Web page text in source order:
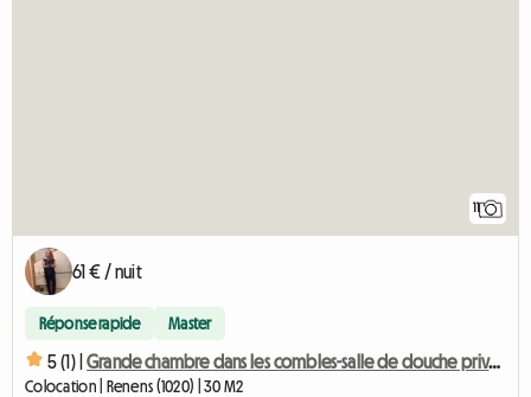
11
61 € / nuit
Réponse rapide Master
5 (1) | Grande chambre dans les combles-salle de douche privative
Colocation | Renens (1020) | 30 M2